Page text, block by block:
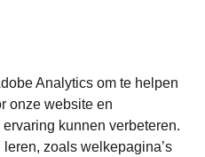
Analytics om te helpen
onze website en
kunnen verbeteren.
zoals welkepagina’s